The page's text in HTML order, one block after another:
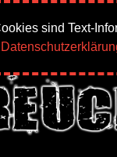
sind Text-